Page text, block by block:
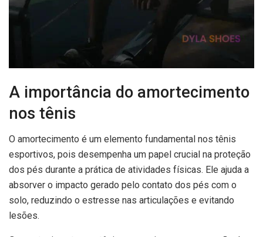
A importância do amortecimento
nos tênis
O amortecimento é um elemento fundamental nos tênis
esportivos, pois desempenha um papel crucial na proteção
dos pés durante a prática de atividades físicas. Ele ajuda a
absorver o impacto gerado pelo contato dos pés com o
solo, reduzindo o estresse nas articulações e evitando
lesões.